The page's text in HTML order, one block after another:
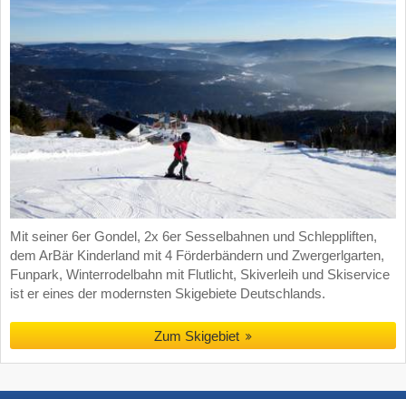
Mit seiner 6er Gondel, 2x 6er Sesselbahnen und Schleppliften,
dem ArBär Kinderland mit 4 Förderbändern und Zwergerlgarten,
Funpark, Winterrodelbahn mit Flutlicht, Skiverleih und Skiservice
ist er eines der modernsten Skigebiete Deutschlands.
Zum Skigebiet